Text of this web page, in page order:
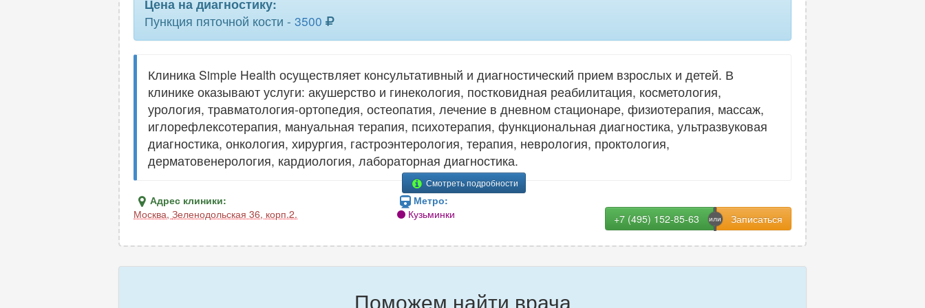
Цена на диагностику:
Пункция пяточной кости - 3500
Клиника Simple Health осуществляет консультативный и диагностический прием взрослых и детей. В
клинике оказывают услуги: акушерство и гинекология, постковидная реабилитация, косметология,
урология, травматология-ортопедия, остеопатия, лечение в дневном стационаре, физиотерапия, массаж,
иглорефлексотерапия, мануальная терапия, психотерапия, функциональная диагностика, ультразвуковая
диагностика, онкология, хирургия, гастроэнтерология, терапия, неврология, проктология,
дерматовенерология, кардиология, лабораторная диагностика.
Смотреть подробности
Адрес клиники:
Москва, Зеленодольская 36, корп.2.
Метро:
Кузьминки
+7 (495) 152-85-63
Поможем найти врача